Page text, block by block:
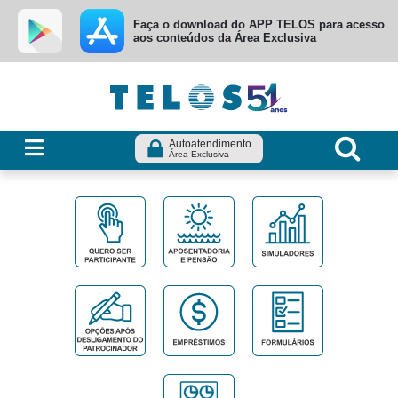
Ir para menu principal
Ir para conteúdo
Ir para busca
Faça o download do APP TELOS para acesso
aos conteúdos da Área Exclusiva
Autoatendimento
Área Exclusiva